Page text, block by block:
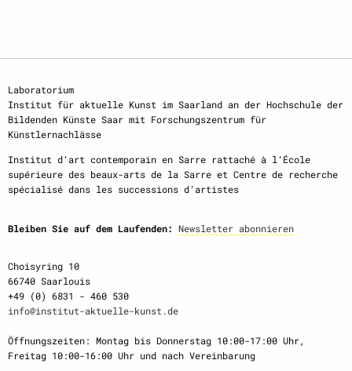
Laboratorium
Institut für aktuelle Kunst im Saarland an der Hochschule der
Bildenden Künste Saar mit Forschungszentrum für
Künstlernachlässe
Institut d‘art contemporain en Sarre rattaché à l‘École
supérieure des beaux-arts de la Sarre et Centre de recherche
spécialisé dans les successions d‘artistes
Bleiben Sie auf dem Laufenden: Newsletter abonnieren
Choisyring 10
66740 Saarlouis
+49 (0) 6831 - 460 530
info@institut-aktuelle-kunst.de
Öffnungszeiten: Montag bis Donnerstag 10:00-17:00 Uhr,
Freitag 10:00-16:00 Uhr und nach Vereinbarung